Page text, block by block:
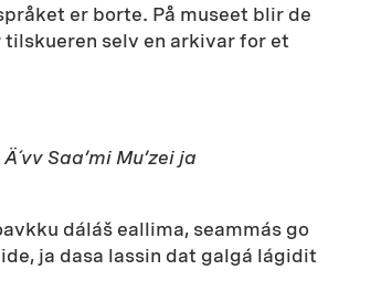
er borte. På museet blir de
tilskueren selv en arkivar for et
Saa’mi Mu’zei ja
dáláš eallima, seammás go
ja dasa lassin dat galgá lágidit